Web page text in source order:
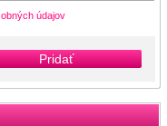
údajov
Pridať